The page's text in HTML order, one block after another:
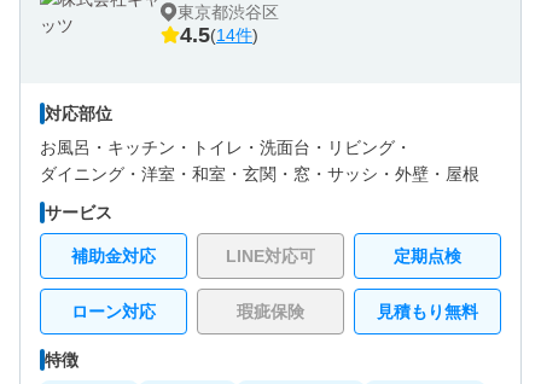
東京都渋谷区
4.5(14件)
対応部位
お風呂・ キッチン・ トイレ・ 洗面台・ リビング・
ダイニング・ 洋室・ 和室・ 玄関・ 窓・サッシ・ 外壁・ 屋根
サービス
補助金対応 LINE対応可 定期点検
ローン対応 瑕疵保険 見積もり無料
特徴